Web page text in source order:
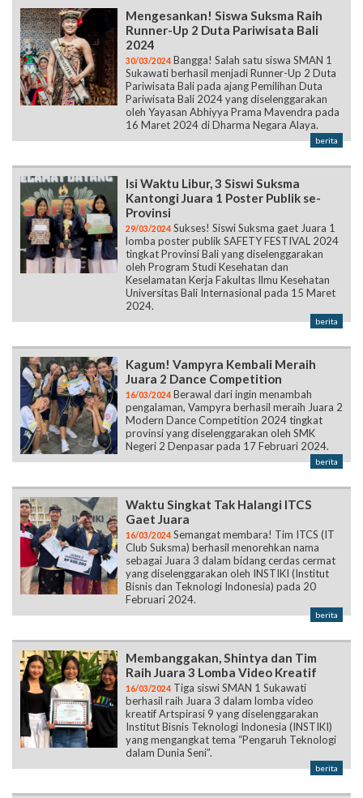
Sukawati berhasil menjadi Runner-Up 2 Duta
Pariwisata Bali pada ajang Pemilihan Duta
Pariwisata Bali 2024 yang diselenggarakan
oleh Yayasan Abhiyya Prama Mavendra pada
16 Maret 2024 di Dharma Negara Alaya.
berita
Isi Waktu Libur, 3 Siswi Suksma
Kantongi Juara 1 Poster Publik se-
lomba poster publik SAFETY FESTIVAL 2024
tingkat Provinsi Bali yang diselenggarakan
oleh Program Studi Kesehatan dan
Keselamatan Kerja Fakultas Ilmu Kesehatan
Universitas Bali Internasional pada 15 Maret
2024.
Kagum! Vampyra Kembali Meraih
Juara 2 Dance Competition
pengalaman, Vampyra berhasil meraih Juara 2
Modern Dance Competition 2024 tingkat
provinsi yang diselenggarakan oleh SMK
Negeri 2 Denpasar pada 17 Februari 2024.
berita
Waktu Singkat Tak Halangi ITCS
Gaet Juara
Club Suksma) berhasil menorehkan nama
sebagai Juara 3 dalam bidang cerdas cermat
yang diselenggarakan oleh INSTIKI (Institut
Bisnis dan Teknologi Indonesia) pada 20
Februari 2024.
berita
Membanggakan, Shintya dan Tim
Raih Juara 3 Lomba Video Kreatif
berhasil raih Juara 3 dalam lomba video
kreatif Artspirasi 9 yang diselenggarakan
Institut Bisnis Teknologi Indonesia (INSTIKI)
yang mengangkat tema “Pengaruh Teknologi
dalam Dunia Seni”.
berita
Menjelang Ujian Sekolah, Siswa/i
Kelas XII Melaksanakan Kegiatan